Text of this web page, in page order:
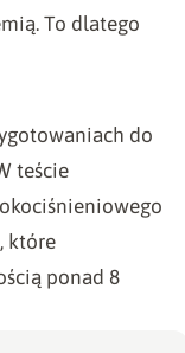
To dlatego
do
teście
które
ponad 8